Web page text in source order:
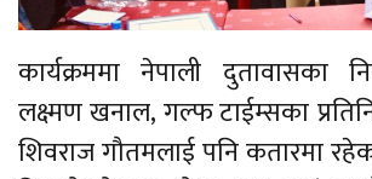
कार्यक्रममा नेपाली दुतावासका
लक्ष्मण खनाल, गल्फ टाईम्सका
शिवराज गौतमलाई पनि कतारमा